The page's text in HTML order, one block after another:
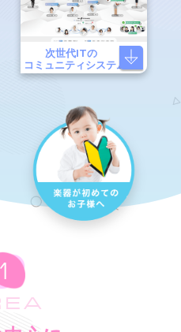
次世代ITの
コミュニティシステム